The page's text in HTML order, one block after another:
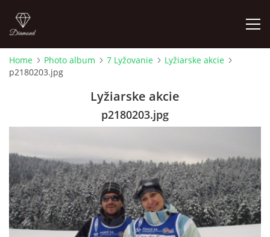
HOME
Home Photo album 7 Lyžovanie
Lyžiarske akcie
p2180203.jpg
Lyžiarske akcie
p2180203.jpg